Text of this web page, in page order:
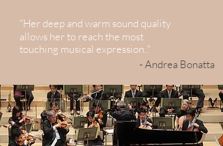
“Her deep and warm sound quality
allows her to reach the most
touching musical expression.."
- Andrea Bonatta